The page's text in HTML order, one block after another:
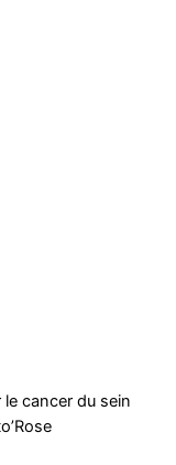
cancer du sein